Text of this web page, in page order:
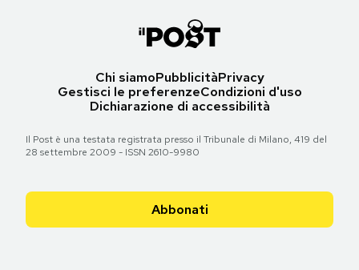
Chi siamoPubblicitàPrivacy
Gestisci le preferenzeCondizioni d'uso
Dichiarazione di accessibilità
Il Post è una testata registrata presso il Tribunale di Milano, 419 del
28 settembre 2009 - ISSN 2610-9980
Abbonati